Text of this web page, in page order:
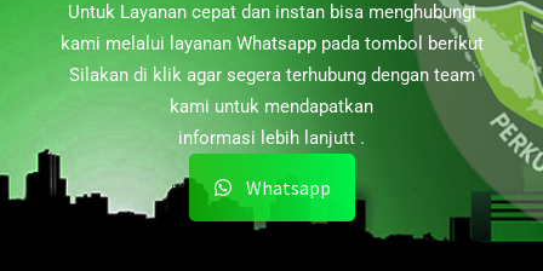
Untuk Layanan cepat dan instan bisa menghubungi
kami melalui layanan Whatsapp pada tombol berikut
Silakan di klik agar segera terhubung dengan team
kami untuk mendapatkan
informasi lebih lanjutt .
Whatsapp